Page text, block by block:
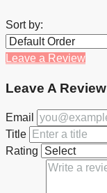
Sort by:
Leave a Review
Leave A Review
Email
Title
Rating